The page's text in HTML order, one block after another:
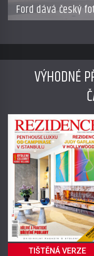
Ford dává český
novým partnerem
VÝHODNÉ
TIŠTĚNÁ VERZE